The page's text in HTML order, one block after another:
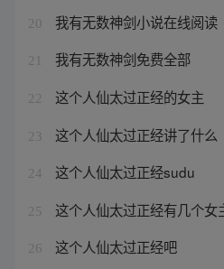
20 我有无数神剑小说在线阅读
21 我有无数神剑免费全部
22 这个人仙太过正经的女主
23 这个人仙太过正经讲了什么
24 这个人仙太过正经sudu
25 这个人仙太过正经有几个女
26 这个人仙太过正经吧